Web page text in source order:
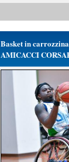
Basket in
AMICACCI